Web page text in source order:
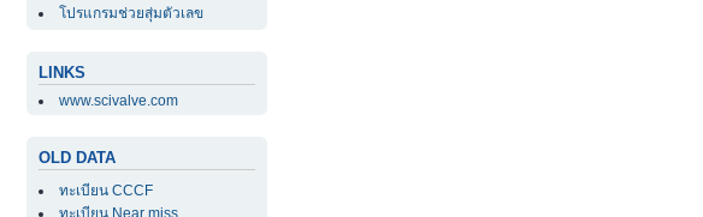
โปรแกรมช่วยสุ่มตัวเลข
LINKS
www.scivalve.com
OLD DATA
ทะเบียน CCCF
ทะเบียน Near miss